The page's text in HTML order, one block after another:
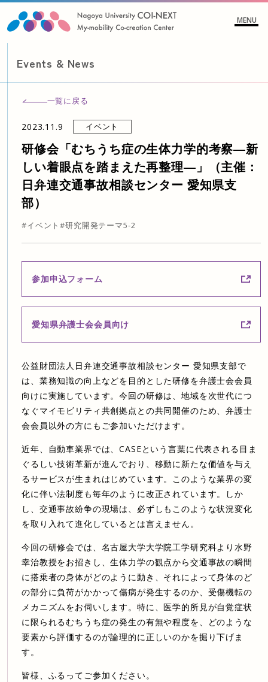
MENU
Events & News
一覧に戻る
2023.11.9 イベント
研修会「むちうち症の生体力学的考察―新
しい着眼点を踏まえた再整理―」（主催：
日弁連交通事故相談センター 愛知県支
部）
#イベント#研究開発テーマ5-2
参加申込フォーム
愛知県弁護士会会員向け
公益財団法人日弁連交通事故相談センター 愛知県支部で
は、業務知識の向上などを目的とした研修を弁護士会会員
向けに実施しています。今回の研修は、地域を次世代につ
なぐマイモビリティ共創拠点との共同開催のため、弁護士
会会員以外の方にもご参加いただけます。
近年、自動車業界では、CASEという言葉に代表される目ま
ぐるしい技術革新が進んでおり、移動に新たな価値を与え
るサービスが生まれはじめています。このような業界の変
化に伴い法制度も毎年のように改正されています。しか
し、交通事故紛争の現場は、必ずしもこのような状況変化
を取り入れて進化しているとは言えません。
今回の研修会では、名古屋大学大学院工学研究科より水野
幸治教授をお招きし、生体力学の観点から交通事故の瞬間
に搭乗者の身体がどのように動き、それによって身体のど
の部分に負荷がかかって傷病が発生するのか、受傷機転の
メカニズムをお伺いします。特に、医学的所見が自覚症状
に限られるむちうち症の発生の有無や程度を、どのような
要素から評価するのが論理的に正しいのかを掘り下げま
す。
皆様、ふるってご参加ください。